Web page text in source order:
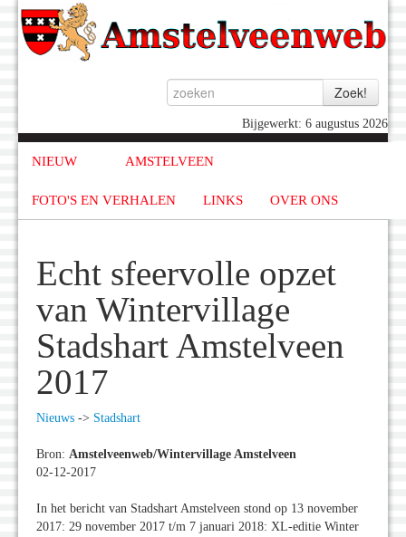
Bijgewerkt: 6 augustus 2026
NIEUW AMSTELVEEN
FOTO'S EN VERHALEN LINKS OVER ONS
Echt sfeervolle opzet
van Wintervillage
Stadshart Amstelveen
2017
Nieuws -> Stadshart
Bron: Amstelveenweb/Wintervillage Amstelveen
02-12-2017
In het bericht van Stadshart Amstelveen stond op 13 november
2017: 29 november 2017 t/m 7 januari 2018: XL-editie Winter